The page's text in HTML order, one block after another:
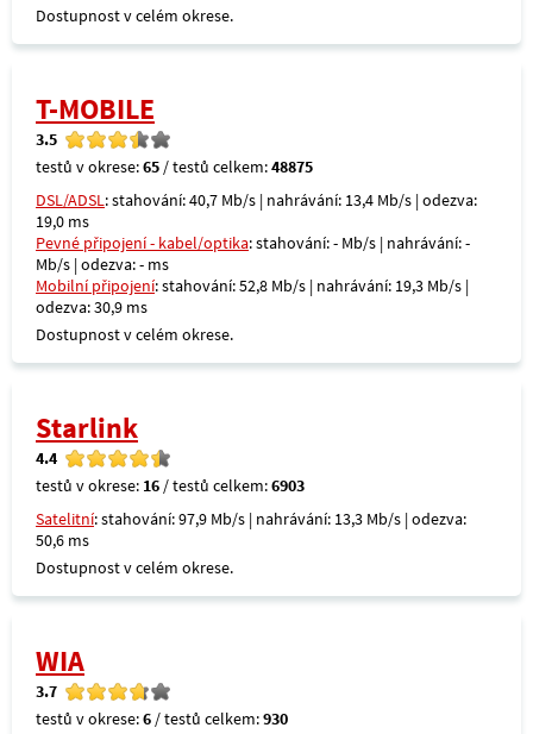
Dostupnost v celém okrese.
T-MOBILE
3.5
testů v okrese:65 / testů celkem:48875
DSL/ADSL: stahování: 40,7 Mb/s | nahrávání: 13,4 Mb/s | odezva:
19,0 ms
Pevné připojení - kabel/optika: stahování: - Mb/s | nahrávání: -
Mb/s | odezva: - ms
Mobilní připojení: stahování: 52,8 Mb/s | nahrávání: 19,3 Mb/s |
odezva: 30,9 ms
Dostupnost v celém okrese.
Starlink
4.4
testů v okrese: 16 / testů celkem:6903
Satelitní: stahování: 97,9 Mb/s | nahrávání: 13,3 Mb/s | odezva:
50,6 ms
Dostupnost v celém okrese.
WIA
3.7
testů v okrese:6 / testů celkem:930